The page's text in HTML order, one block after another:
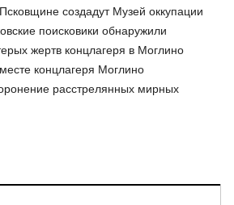
создадут Музей оккупации
поисковики обнаружили
жертв концлагеря в Моглино
концлагеря Моглино
расстрелянных мирных